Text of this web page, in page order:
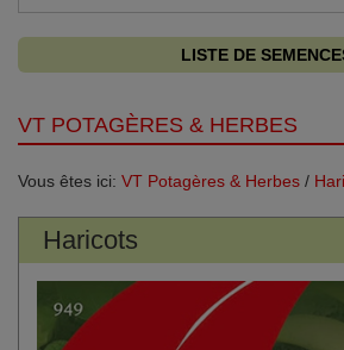
LISTE DE
VT POTAGÈRES & HERBES
Vous êtes ici: VT Potagères & Herbes /
Haricots